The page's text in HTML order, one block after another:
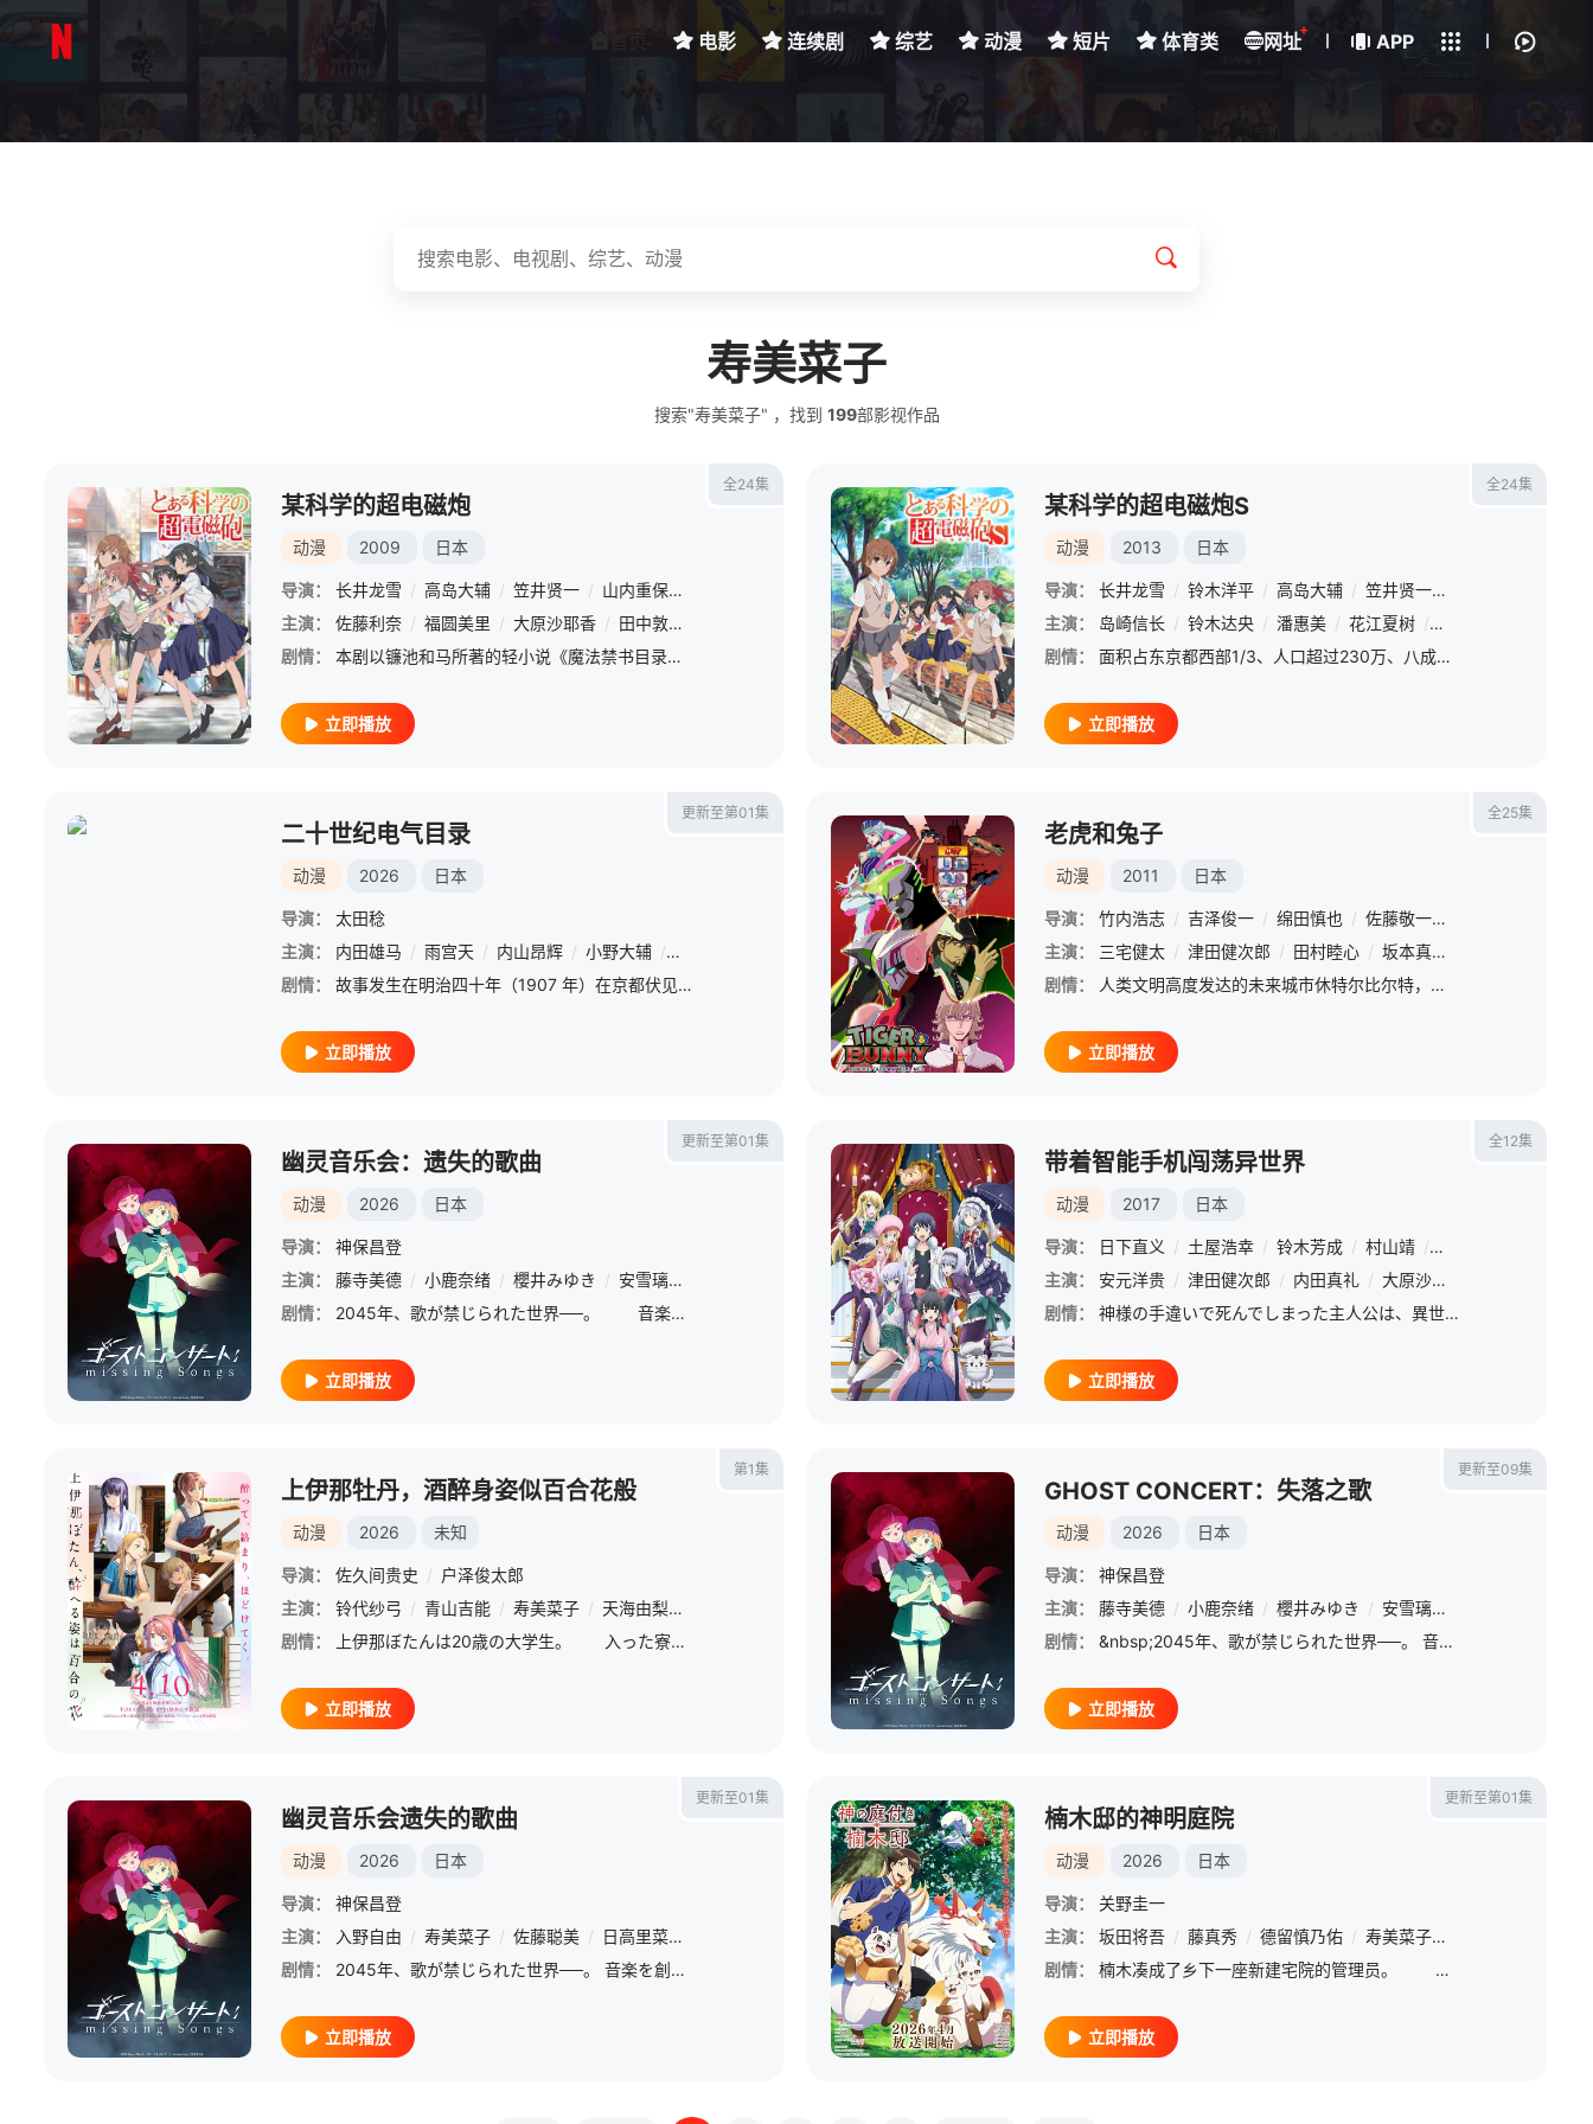
电影 连续剧 综艺 动漫 短片 体育类 网址
+
APP
下载客户端
我的观影记录
寿美菜子
搜索"寿美菜子" ，找到 199部影视作品
全24集
某科学的超电磁炮
动漫 2009 日本
导演： 长井龙雪 / 高岛大辅 / 笠井贤一 / 山内重保 / 八谷贤一 / 则座诚 / 神保昌登 / 湖山祯崇 橘秀树 / 马引圭 / 川畑乔 / 神谷智大
主演：
佐藤利奈 / 福圆美里 / 大原沙耶香 / 田中敦子 丰崎爱生 / 生天目仁美 / 能登麻美子 / 花泽香菜 / 小西克幸 / 柚木凉香 / 寿美菜子 / 矢作纱友里
剧情：
本剧以镰池和马所著的轻小说《魔法禁书目录》中的人气角色御坂美琴为主角的外传漫画《科学超电磁炮》改编。故事发生在面积占据东京都西部的三分之一，居住着230万名人口，其中八成人口是学生的巨大都市“学园都.
立即播放
全24集
某科学的超电磁炮S
动漫 2013 日本
导演： 长井龙雪 / 铃木洋平 / 高岛大辅 / 笠井贤一 /
主演：
岛崎信长 / 铃木达央 / 潘惠美 / 花江夏树 / 内田真礼
剧情：
面积占东京都西部1/3、人口超过230万、八成以上由学生组成的学园都市，尖端科技发展迅速，超能力开发已经深入到城市的各个角落。超能力水平高达Level 5的御坂美琴（佐藤利奈 配音）如往常一样和初春饰
立即播放
更新至第01集
二十世纪电气目录
动漫 2026 日本
导演：
太田稔
主演：
内田雄马 / 雨宫天 / 内山昂辉 / 小野大辅 / 武内骏辅 / 大地叶 / 川井田夏海 浦和希 平川大辅 / 家中宏 / 浅野麻由美 / 远藤大智 /
剧情：
故事发生在明治四十年（1907 年）在京都伏见居住的百川稻子什么都不擅长，每天都被父亲责骂，对于她来说的救赎就是祈祷神佛，某天一如往常她前往伏见稻荷神社参拜神明，遇到了一位自由奔放的少年坂本喜八，坂本
立即播放
全25集
老虎和兔子
动漫 2011 日本
导演： 竹内浩志 / 吉泽俊一 / 绵田慎也 / 佐藤敬一 /
主演：
三宅健太 / 津田健次郎 / 田村睦心 / 坂本真绫
剧情：
人类文明高度发达的未来城市休特尔比尔特，生活着一群拥有特殊能力的人群，他们被人称作“Next”。在这个物欲横流、罪行多发的堕落年代，Next们凭借自己卓越的能力扮演起正义战士的角色，当然现实生活中他们
立即播放
更新至第01集
幽灵音乐会：遗失的歌曲
动漫 2026 日本
导演：
神保昌登
主演：
藤寺美德 / 小鹿奈绪 / 櫻井みゆき / 安雪璃 / 入野自由 / 陶山惠实里 寿美菜子 / 日高里菜
剧情：
2045年、歌が禁じられた世界──。 音楽を創造し、奏でる
立即播放
全12集
带着智能手机闯荡异世界
动漫 2017 日本
导演： 日下直义 / 土屋浩幸 / 铃木芳成 / 村山靖 / 柳濑雄之
主演：
安元洋贵 / 津田健次郎 / 内田真礼 / 大原沙耶香
剧情：
神様の手違いで死んでしまった主人公は、異世界で第2の人生をスタートさせる。彼にあるのは神様から底上げしてもらった身体と、異世界でも使用可能にしてもらったスマートフォン。様々な人達と出会い、大切な仲間を
立即播放
第1集
上伊那牡丹，酒醉身姿似百合花般
动漫 2026 未知
导演： 佐久间贵史 / 户泽俊太郎
主演：
铃代纱弓 / 青山吉能 / 寿美菜子 / 天海由梨奈
剧情：
上伊那ぼたんは20歳の大学生。 入った寮の歓迎パーティで寮長のいぶきにハイボールを飲ませてもらうと酔った勢いでいぶきに絡み始めて・・・? 酔っ払いいちゃいちゃガールズコメディ開幕！
立即播放
更新至09集
GHOST CONCERT：失落之歌
动漫 2026 日本
导演：
神保昌登
主演：
藤寺美德 / 小鹿奈绪 / 櫻井みゆき / 安雪璃 /
剧情：
&nbsp;2045年、歌が禁じられた世界──。 音楽を創造し、奏でることは人間の代わりに 音楽アプリ《MiucS》がその全てを担っていた。 少女・相葉芹亜は友人たちと出かけた先で、 禁じられているは
立即播放
更新至01集
幽灵音乐会遗失的歌曲
动漫 2026 日本
导演：
神保昌登
主演：
入野自由 / 寿美菜子 / 佐藤聪美 / 日高里菜 / 陶山惠实里 / 藤寺美德
剧情：
2045年、歌が禁じられた世界──。 音楽を創造し、奏でることは人間の代わりに 音楽アプリ《MiucS》がその全てを担っていた。 少女・相葉芹亜は友人たちと出かけた先で、 禁じられているはずの歌声を耳
立即播放
更新至第01集
楠木邸的神明庭院
动漫 2026 日本
导演：
关野圭一
主演：
坂田将吾 / 藤真秀 / 德留慎乃佑 / 寿美菜子 /
剧情：
楠木凑成了乡下一座新建宅院的管理员。 原本是座有恶灵寄宿其
立即播放